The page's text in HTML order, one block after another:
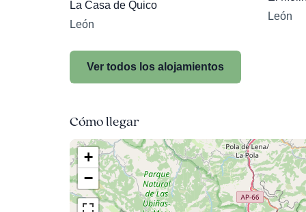
La Casa de Quico
León
León
Ver todos los alojamientos
Cómo llegar
+
−